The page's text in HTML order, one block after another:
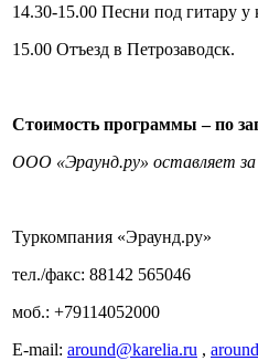
14.30-15.00 Песни под гитару у
15.00 Отъезд в Петрозаводск.
Cтоимость программы – по
ООО «Эраунд.ру» оставляет за
Туркомпания «Эраунд.ру»
тел./факс: 88142 565046
моб.: +79114052000
E-mail: around@karelia.ru ,